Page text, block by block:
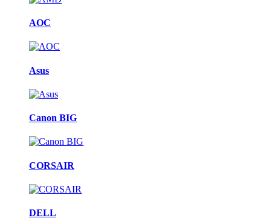
AOC
Asus
Canon BIG
CORSAIR
DELL